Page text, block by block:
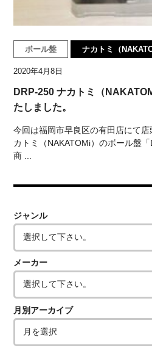
ボール盤 ナカトミ（
2020年4月8日
DRP-250 ナカトミ（
たしました。
今回は福岡市早良区の有田店にて
カトミ（NAKATOMi）のボール盤
商 ...
ジャンル
メーカー
月別アーカイブ